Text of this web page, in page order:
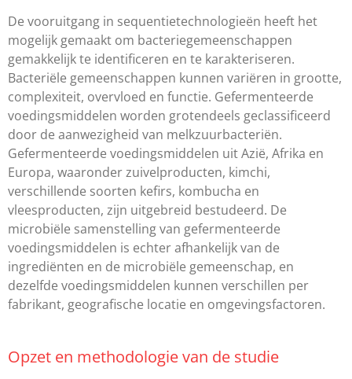
De vooruitgang in sequentietechnologieën heeft het
mogelijk gemaakt om bacteriegemeenschappen
gemakkelijk te identificeren en te karakteriseren.
Bacteriële gemeenschappen kunnen variëren in grootte,
complexiteit, overvloed en functie. Gefermenteerde
voedingsmiddelen worden grotendeels geclassificeerd
door de aanwezigheid van melkzuurbacteriën.
Gefermenteerde voedingsmiddelen uit Azië, Afrika en
Europa, waaronder zuivelproducten, kimchi,
verschillende soorten kefirs, kombucha en
vleesproducten, zijn uitgebreid bestudeerd. De
microbiële samenstelling van gefermenteerde
voedingsmiddelen is echter afhankelijk van de
ingrediënten en de microbiële gemeenschap, en
dezelfde voedingsmiddelen kunnen verschillen per
fabrikant, geografische locatie en omgevingsfactoren.
Opzet en methodologie van de studie